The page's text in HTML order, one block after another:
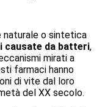
naturale o sintetica
causate da batteri,
mirati a
farmaci hanno
di vite dal loro
del XX secolo.